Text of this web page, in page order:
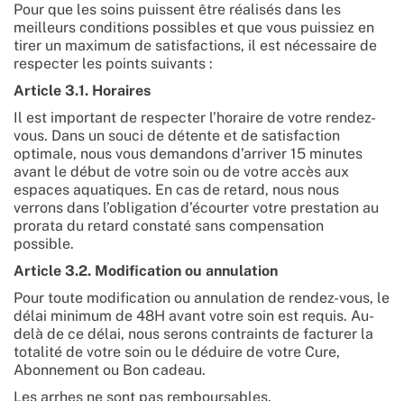
Pour que les soins puissent être réalisés dans les
meilleurs conditions possibles et que vous puissiez en
tirer un maximum de satisfactions, il est nécessaire de
respecter les points suivants :
Article 3.1. Horaires
Il est important de respecter l’horaire de votre rendez-
vous. Dans un souci de détente et de satisfaction
optimale, nous vous demandons d’arriver 15 minutes
avant le début de votre soin ou de votre accès aux
espaces aquatiques. En cas de retard, nous nous
verrons dans l’obligation d’écourter votre prestation au
prorata du retard constaté sans compensation
possible.
Article 3.2. Modification ou annulation
Pour toute modification ou annulation de rendez-vous, le
délai minimum de 48H avant votre soin est requis. Au-
delà de ce délai, nous serons contraints de facturer la
totalité de votre soin ou le déduire de votre Cure,
Abonnement ou Bon cadeau.
Les arrhes ne sont pas remboursables.